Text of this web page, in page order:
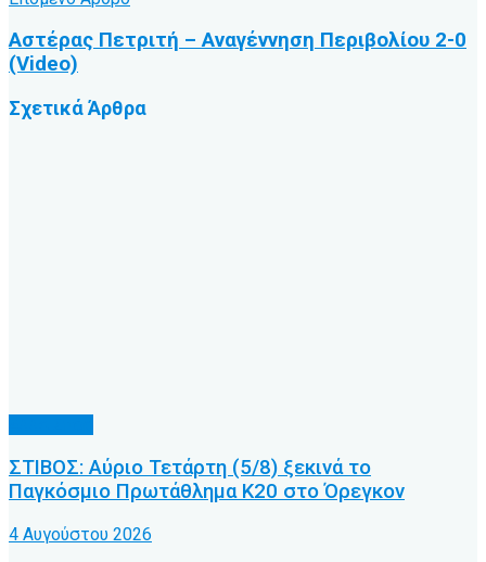
Αστέρας Πετριτή – Αναγέννηση Περιβολίου 2-0
(Video)
ΣχετικάΆρθρα
ΣΤΙΒΟΣ: Αύριο Τετάρτη (5/8) ξεκινά το
Παγκόσμιο Πρωτάθλημα Κ20 στο Όρεγκον
4 Αυγούστου 2026